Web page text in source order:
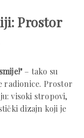
Prostor
– tako su
radionice. Prostor
visoki stropovi,
dizajn koji je